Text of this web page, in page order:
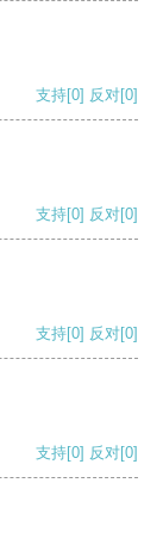
支持[0] 反对[0]
支持[0] 反对[0]
支持[0] 反对[0]
支持[0] 反对[0]